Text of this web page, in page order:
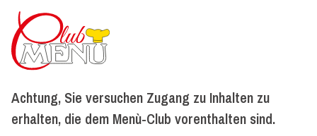
Achtung, Sie versuchen Zugang zu Inhalten zu
erhalten, die dem Menù-Club vorenthalten sind.